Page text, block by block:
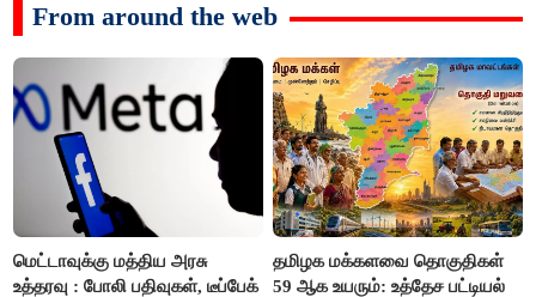
From around the web
மெட்டாவுக்கு மத்திய அரசு
உத்தரவு : போலி பதிவுகள், டீப்பேக்
தமிழக மக்களவை தொகுதிகள்
59 ஆக உயரும்: உத்தேச பட்டியல்